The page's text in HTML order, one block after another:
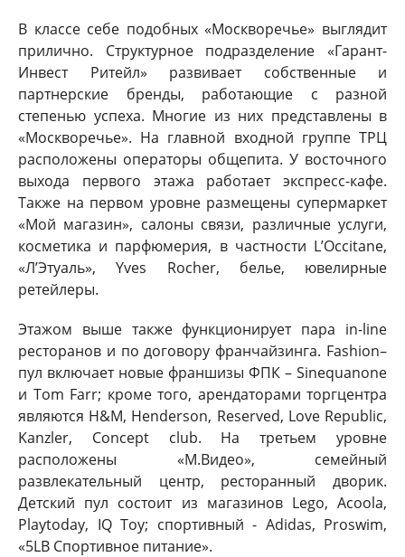
В классе себе подобных «Москворечье» выглядит
прилично. Структурное подразделение «Гарант-
Инвест Ритейл» развивает собственные и
партнерские бренды, работающие с разной
степенью успеха. Многие из них представлены в
«Москворечье». На главной входной группе ТРЦ
расположены операторы общепита. У восточного
выхода первого этажа работает экспресс-кафе.
Также на первом уровне размещены супермаркет
«Мой магазин», салоны связи, различные услуги,
косметика и парфюмерия, в частности L’Occitane,
«Л’Этуаль», Yves Rocher, белье, ювелирные
ретейлеры.
Этажом выше также функционирует пара in-line
ресторанов и по договору франчайзинга. Fashion–
пул включает новые франшизы ФПК – Sinequanone
и Tom Farr; кроме того, арендаторами торгцентра
являются H&M, Henderson, Reserved, Love Republic,
Kanzler, Concept club. На третьем уровне
расположены «М.Видео», семейный
развлекательный центр, ресторанный дворик.
Детский пул состоит из магазинов Lego, Acoola,
Playtoday, IQ Toy; спортивный - Adidas, Proswim,
«5LB Спортивное питание».